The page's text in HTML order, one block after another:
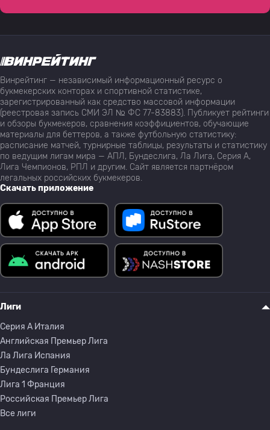
Винрейтинг — независимый информационный ресурс о
букмекерских конторах и спортивной статистике,
зарегистрированный как средство массовой информации
(реестровая запись СМИ ЭЛ № ФС 77-83883). Публикует рейтинги
и обзоры букмекеров, сравнения коэффициентов, обучающие
материалы для беттеров, а также футбольную статистику:
расписание матчей, турнирные таблицы, результаты и статистику
по ведущим лигам мира — АПЛ, Бундеслига, Ла Лига, Серия А,
Лига Чемпионов, РПЛ и другим. Сайт является партнёром
легальных российских букмекеров.
Скачать приложение
Лиги
Серия A Италия
Английская Премьер Лига
Ла Лига Испания
Бундеслига Германия
Лига 1 Франция
Российская Премьер Лига
Все лиги